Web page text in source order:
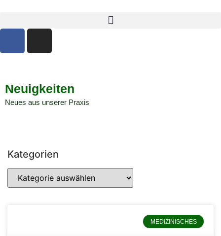
Neuigkeiten
Neues aus unserer Praxis
Kategorien
MEDIZINISCHES